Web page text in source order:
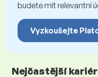
budete mít relevantní
Vyzkoušejte
Nejčastější